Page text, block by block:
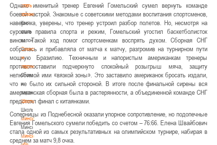
стать
волонтером
Как
стать
волонтером
Спонсоры
и
партнеры
Спонсоры
и
партнеры
Школы
Школы
Минск
Минск
Минская
Однако именитый тренер Евгений Гомельский сумел вернуть команде
боевой настрой. Знакомые с советскими методами воспитания спортсменов,
наверняка, уверены, что тренер устроил разбор полетов. Но, несмотря на
суровые правила спорта и режим, Гомельский угостил баскетболисток
вином. Такой ход помог спортсменкам воспрять духом. Сборная СНГ
собралась и прибавляла от матча к матчу, разгромив на турнирном пути
мощную Бразилию. Техничным и напористым американкам тренеры
противопоставили подчеркнуто спокойный розыгрыш мяча, защиту
нелюбимой ими «вязкой зоны». Это заставило американок бросать издали,
что не было их сильной стороной. В итоге после финальной сирены вся
американская сборная была в растерянности, а объединенной команде СНГ
предстоял финал с китаянками.
Соперницы из Поднебесной оказали упорное сопротивление, но подопечные
Евгения Гомельского сумели победить со счетом – 76:66. Елена Швайбович
стала одной из самых результативных на олимпийском турнире, набирая в
среднем за матч 9,8 очка.